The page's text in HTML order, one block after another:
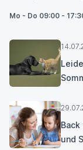
Mo - Do 09:00 -
und